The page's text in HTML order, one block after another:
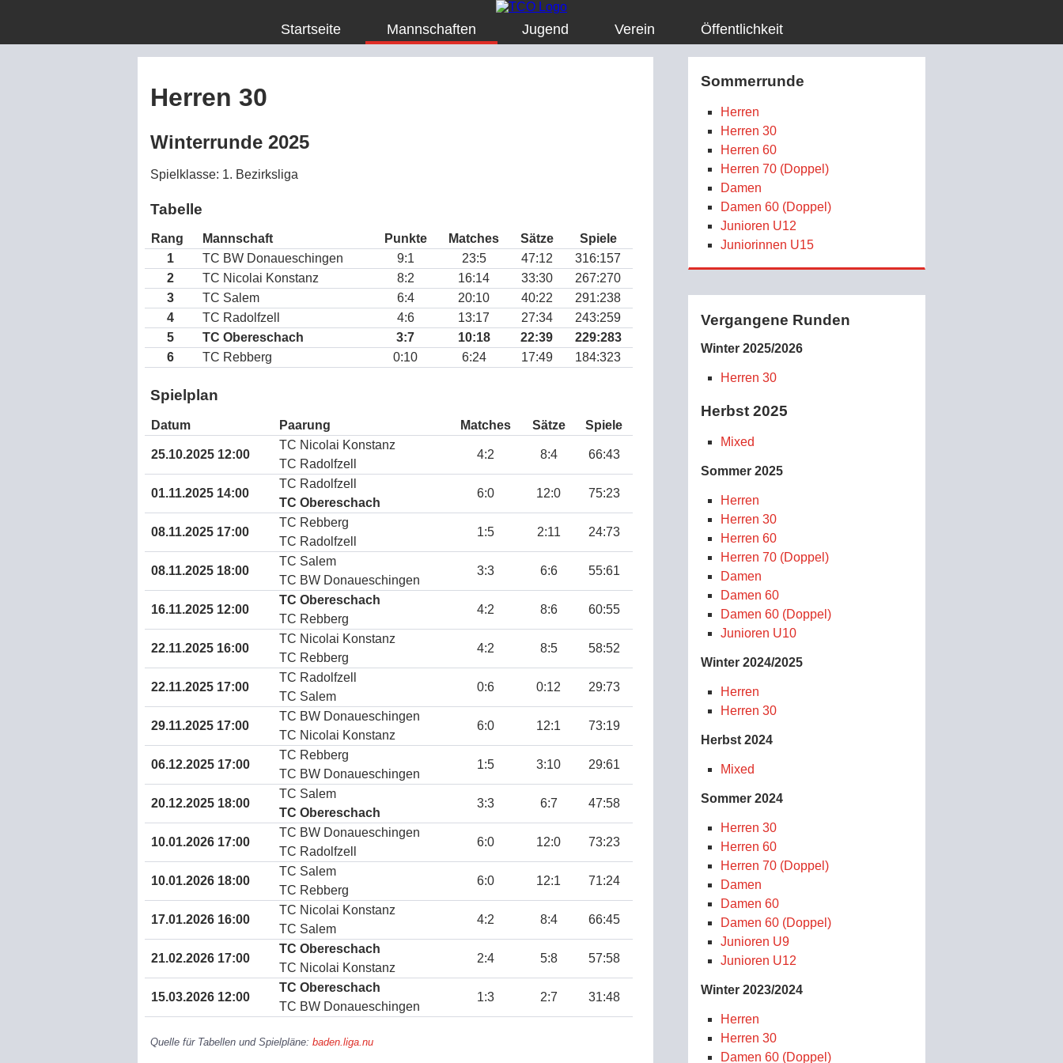
Startseite Mannschaften Jugend Verein Öffentlichkeit
Herren 30
Winterrunde 2025
Spielklasse: 1. Bezirksliga
Tabelle
Rang Mannschaft Punkte Matches Sätze
Spiele
1
TC BW Donaueschingen 9:1 23:5 47:12
316:157
2
TC Nicolai Konstanz 8:2 16:14 33:30
267:270
3
TC Salem 6:4 20:10 40:22
291:238
4
TC Radolfzell 4:6 13:17 27:34
243:259
5
TC Obereschach 3:7 10:18 22:39
229:283
6
TC Rebberg 0:10 6:24 17:49 184:323
Spielplan
Datum Paarung Matches Sätze Spiele
25.10.2025 12:00
TC Nicolai Konstanz
TC Radolfzell
4:2 8:4 66:43
01.11.2025 14:00
TC Radolfzell
TC Obereschach
6:0 12:0 75:23
08.11.2025 17:00
TC Rebberg
TC Radolfzell
1:5 2:11 24:73
08.11.2025 18:00
TC Salem
TC BW Donaueschingen
3:3 6:6 55:61
16.11.2025 12:00
TC Obereschach
TC Rebberg
4:2 8:6 60:55
22.11.2025 16:00
TC Nicolai Konstanz
TC Rebberg
4:2 8:5 58:52
22.11.2025 17:00
TC Radolfzell
TC Salem
0:6 0:12 29:73
29.11.2025 17:00
TC BW Donaueschingen
TC Nicolai Konstanz
6:0 12:1 73:19
06.12.2025 17:00
TC Rebberg
TC BW Donaueschingen
1:5 3:10 29:61
20.12.2025 18:00
TC Salem
TC Obereschach
3:3 6:7 47:58
10.01.2026 17:00
TC BW Donaueschingen
TC Radolfzell
6:0 12:0 73:23
10.01.2026 18:00
TC Salem
TC Rebberg
6:0 12:1 71:24
17.01.2026 16:00
TC Nicolai Konstanz
TC Salem
4:2 8:4 66:45
21.02.2026 17:00
TC Obereschach
TC Nicolai Konstanz
2:4 5:8 57:58
15.03.2026 12:00
TC Obereschach
TC BW Donaueschingen
1:3 2:7 31:48
Quelle für Tabellen und Spielpläne: baden.liga.nu
Sommerrunde
Herren
Herren 30
Herren 60
Herren 70 (Doppel)
Damen
Damen 60 (Doppel)
Junioren U12
Juniorinnen U15
Vergangene Runden
Winter 2025/2026
Herren 30
Herbst 2025
Mixed
Sommer 2025
Herren
Herren 30
Herren 60
Herren 70 (Doppel)
Damen
Damen 60
Damen 60 (Doppel)
Junioren U10
Winter 2024/2025
Herren
Herren 30
Herbst 2024
Mixed
Sommer 2024
Herren 30
Herren 60
Herren 70 (Doppel)
Damen
Damen 60
Damen 60 (Doppel)
Junioren U9
Junioren U12
Winter 2023/2024
Herren
Herren 30
Damen 60 (Doppel)